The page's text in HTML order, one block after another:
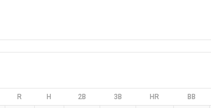
R H 2B 3B HR BB